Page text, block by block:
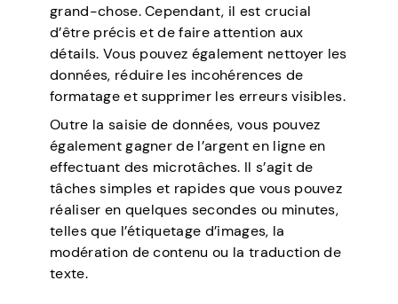
grand-chose. Cependant, il est crucial
d’être précis et de faire attention aux
détails. Vous pouvez également nettoyer les
données, réduire les incohérences de
formatage et supprimer les erreurs visibles.
Outre la saisie de données, vous pouvez
également gagner de l’argent en ligne en
effectuant des microtâches. Il s’agit de
tâches simples et rapides que vous pouvez
réaliser en quelques secondes ou minutes,
telles que l’étiquetage d’images, la
modération de contenu ou la traduction de
texte.